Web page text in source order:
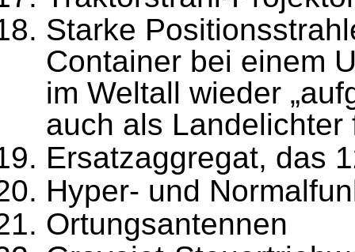
Starke
Container bei einem
im Weltall wieder
auch als Landelichter
Ersatzaggregat, das
Hyper- und
Ortungsantennen